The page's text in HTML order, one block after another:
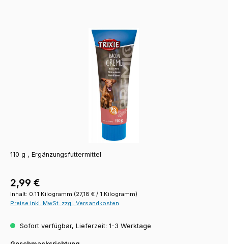
Bildergalerie überspringen
110 g , Ergänzungsfuttermittel
Regulärer Preis:
2,99 €
Inhalt: 0.11 Kilogramm (27,18 € / 1 Kilogramm)
Preise inkl. MwSt. zzgl. Versandkosten
Sofort verfügbar, Lieferzeit: 1-3 Werktage